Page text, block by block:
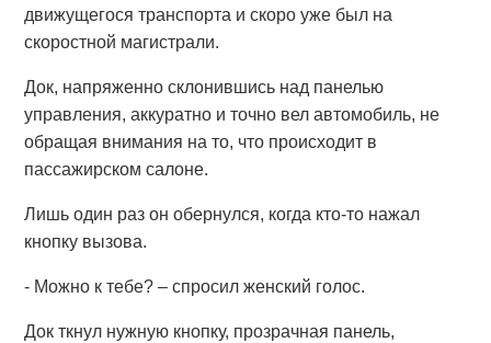
движущегося транспорта и скоро уже был на
скоростной магистрали.
Док, напряженно склонившись над панелью
управления, аккуратно и точно вел автомобиль, не
обращая внимания на то, что происходит в
пассажирском салоне.
Лишь один раз он обернулся, когда кто-то нажал
кнопку вызова.
- Можно к тебе? – спросил женский голос.
Док ткнул нужную кнопку, прозрачная панель,